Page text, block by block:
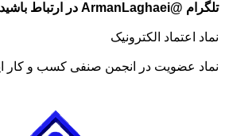
تلگرام @ArmanLaghaei در ارتباط باشید.
نماد اعتماد الکترونیک
نماد عضویت در انجمن صنفی کسب و کار